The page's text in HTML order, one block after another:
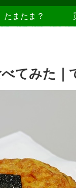
たまたま？
てみた｜